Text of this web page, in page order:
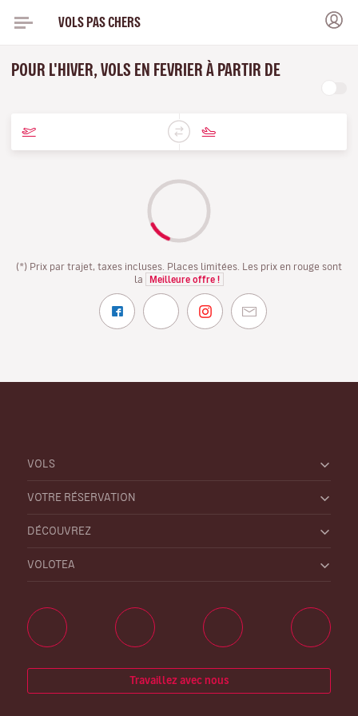
VOLS PAS CHERS
POUR L'HIVER, VOLS EN FEVRIER À PARTIR DE
(*) Prix par trajet, taxes incluses. Places limitées. Les prix en rouge sont
la
Meilleure offre !
VOLS
VOTRE RÉSERVATION
DÉCOUVREZ
VOLOTEA
Travaillez avec nous